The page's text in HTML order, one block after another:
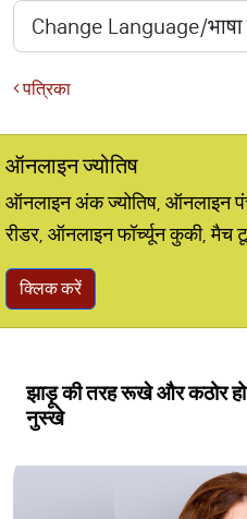
पत्रिका
ऑनलाइन ज्योतिष
ऑनलाइन अंक ज्योतिष, ऑनलाइन
रीडर, ऑनलाइन फॉर्च्यून कुकी, मैच
क्लिक करें
झाड़ू की तरह रूखे और कठोर हो
नुस्‍खे